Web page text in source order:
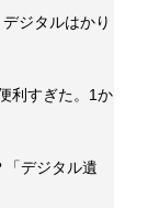
ジタルはかり
利すぎた。1か
「デジタル遺